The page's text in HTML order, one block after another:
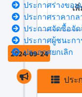
เ
2024-09-24
ประ
ประกาศร่างขอบ
ประกาศราคากล
ประกาศจัดซื้อจัด
ประกาศผู้ชนะกา
ประกาศยกเลิก